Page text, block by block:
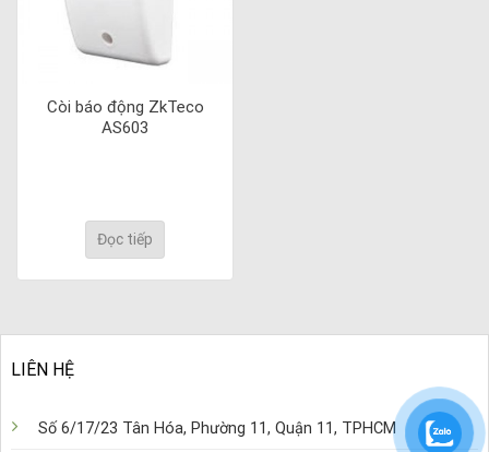
Còi báo động ZkTeco
AS603
Đọc tiếp
LIÊN HỆ
Số 6/17/23 Tân Hóa, Phường 11, Quận 11, TPHCM